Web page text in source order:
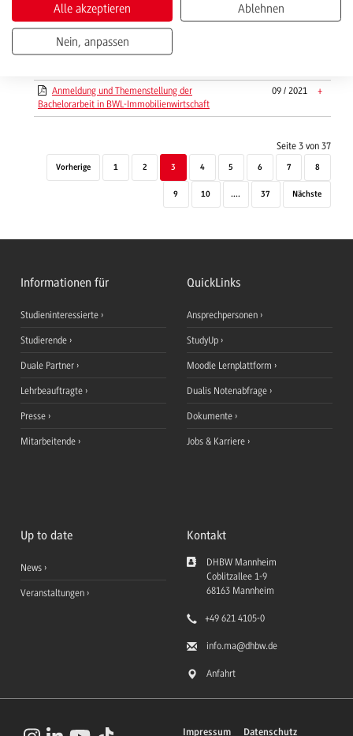
Anmeldung der Bachelorarbeit in BWL-MKE 11 / 2019
Anmeldung der Projektarbeit und Richtlinien
in BWL-MKE
Anmeldung und Themenstellung der
Bachelorarbeit in BWL-Immobilienwirtschaft
09 / 2021 +
Seite 3 von 37
Vorherige 1 2 3 4 5 6 7 8
9 10 .... 37 Nächste
Informationen für
Studieninteressierte
Studierende
Duale Partner
Lehrbeauftragte
Presse
Mitarbeitende
QuickLinks
Ansprechpersonen
StudyUp
Moodle Lernplattform
Dualis Notenabfrage
Dokumente
Jobs & Karriere
Up to date
News
Veranstaltungen
Kontakt
DHBW Mannheim
Coblitzallee 1-9
68163 Mannheim
+49 621 4105-0
info.ma@dhbw.de
Anfahrt
Impressum Datenschutz
Alle akzeptieren Ablehnen
Nein, anpassen